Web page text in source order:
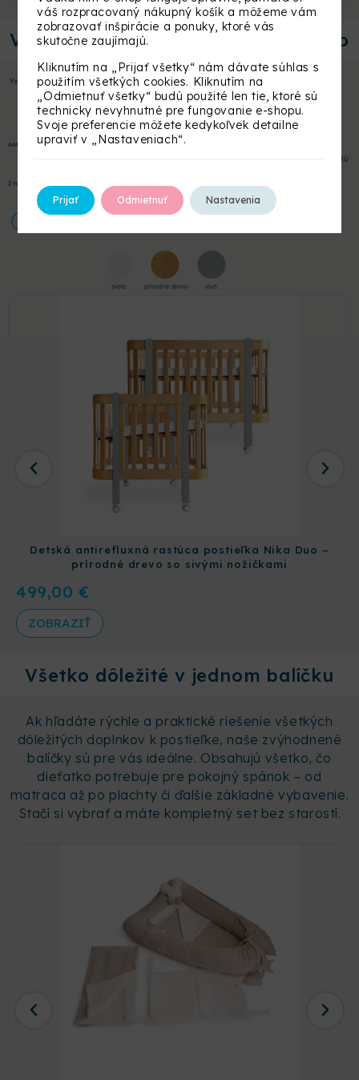
Výhody rastúcej postieľky Nika Duo
Detská antirefluxná rastúca postieľka Nika Duo –
prírodné drevo so sivými nožičkami
499,00€
ZOBRAZIŤ
Všetko dôležité v jednom balíčku
Ak hľadáte rýchle a praktické riešenie všetkých
dôležitých doplnkov k postieľke, naše zvýhodnené
balíčky sú pre vás ideálne. Obsahujú všetko, čo
dieťatko potrebuje pre pokojný spánok – od
matraca až po plachty či ďalšie základné vybavenie.
Stačí si vybrať a máte kompletný set bez starostí.
váš rozpracovaný nákupný košík a môžeme vám
zobrazovať inšpirácie a ponuky, ktoré vás
skutočne zaujímajú.
Kliknutím na „Prijať všetky“ nám dávate súhlas s
použitím všetkých cookies. Kliknutím na
„Odmietnuť všetky“ budú použité len tie, ktoré sú
technicky nevyhnutné pre fungovanie e-shopu.
Svoje preferencie môžete kedykoľvek detailne
upraviť v „Nastaveniach“.
Prijať Odmietnuť Nastavenia